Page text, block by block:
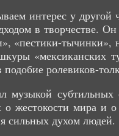
интерес у другой
в творчестве.
«пестики-тычинки»,
«мексиканских
ролевиков-
музыкой
жестокости мира и
сильных духом людей.